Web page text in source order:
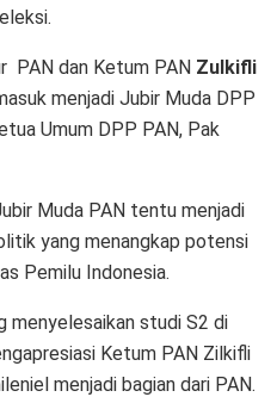
PAN dan Ketum PAN Zulkifli
menjadi Jubir Muda DPP
Umum DPP PAN, Pak
Muda PAN tentu menjadi
yang menangkap potensi
Pemilu Indonesia.
menyelesaikan studi S2 di
Ketum PAN Zilkifli
menjadi bagian dari PAN.